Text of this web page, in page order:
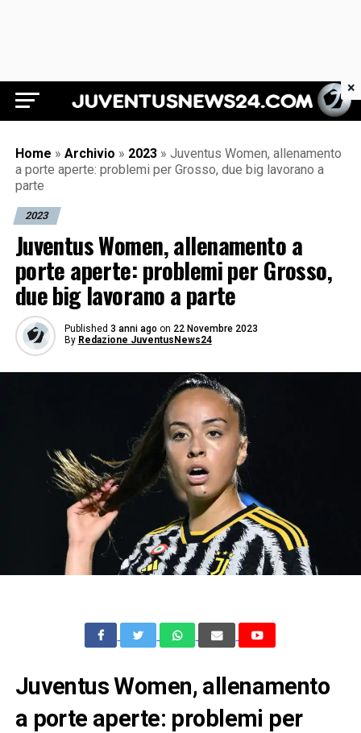
Juventus News 24
Home » Archivio » 2023 » Juventus Women, allenamento
a porte aperte: problemi per Grosso, due big lavorano a
parte
2023
Juventus Women, allenamento a
porte aperte: problemi per Grosso,
due big lavorano a parte
Published 3 anni ago on 22 Novembre 2023
By Redazione JuventusNews24
Juventus Women, allenamento
a porte aperte: problemi per
×